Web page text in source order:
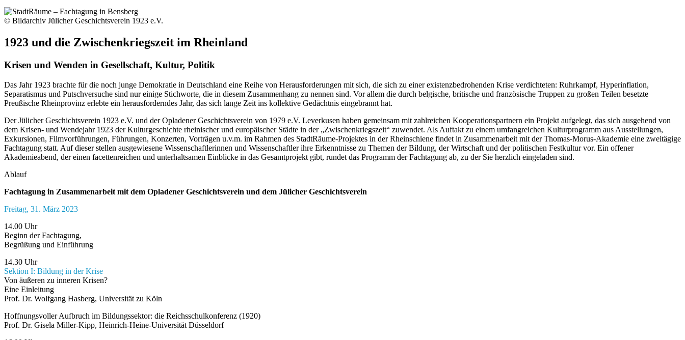
© Bildarchiv Jülicher Geschichtsverein 1923 e.V.
1923 und die Zwischenkriegszeit im Rheinland
Krisen und Wenden in Gesellschaft, Kultur, Politik
Das Jahr 1923 brachte für die noch junge Demokratie in Deutschland eine Reihe von Herausforderungen mit sich, die sich zu einer existenzbedrohenden Krise verdichteten: Ruhrkampf, Hyperinflation,
Separatismus und Putschversuche sind nur einige Stichworte, die in diesem Zusammenhang zu nennen sind. Vor allem die durch belgische, britische und französische Truppen zu großen Teilen besetzte
Preußische Rheinprovinz erlebte ein herausforderndes Jahr, das sich lange Zeit ins kollektive Gedächtnis eingebrannt hat.
Der Jülicher Geschichtsverein 1923 e.V. und der Opladener Geschichtsverein von 1979 e.V. Leverkusen haben gemeinsam mit zahlreichen Kooperationspartnern ein Projekt aufgelegt, das sich ausgehend von
dem Krisen- und Wendejahr 1923 der Kulturgeschichte rheinischer und europäischer Städte in der „Zwischenkriegszeit“ zuwendet. Als Auftakt zu einem umfangreichen Kulturprogramm aus Ausstellungen,
Exkursionen, Filmvorführungen, Führungen, Konzerten, Vorträgen u.v.m. im Rahmen des StadtRäume-Projektes in der Rheinschiene findet in Zusammenarbeit mit der Thomas-Morus-Akademie eine zweitägige
Fachtagung statt. Auf dieser stellen ausgewiesene Wissenschaftlerinnen und Wissenschaftler ihre Erkenntnisse zu Themen der Bildung, der Wirtschaft und der politischen Festkultur vor. Ein offener
Akademieabend, der einen facettenreichen und unterhaltsamen Einblicke in das Gesamtprojekt gibt, rundet das Programm der Fachtagung ab, zu der Sie herzlich eingeladen sind.
Ablauf
Fachtagung in Zusammenarbeit mit dem Opladener Geschichtsverein und dem Jülicher Geschichtsverein
Freitag, 31. März 2023
14.00 Uhr
Beginn der Fachtagung,
Begrüßung und Einführung
14.30 Uhr
Sektion I: Bildung in der Krise
Von äußeren zu inneren Krisen?
Eine Einleitung
Prof. Dr. Wolfgang Hasberg, Universität zu Köln
Hoffnungsvoller Aufbruch im Bildungssektor: die Reichsschul­konferenz (1920)
Prof. Dr. Gisela Miller-Kipp, Heinrich-Heine-Universität Düsseldorf